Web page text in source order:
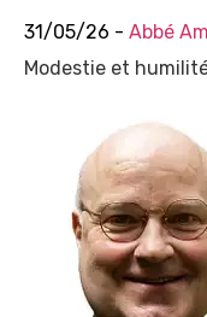
31/05/26 - Abbé
Modestie et